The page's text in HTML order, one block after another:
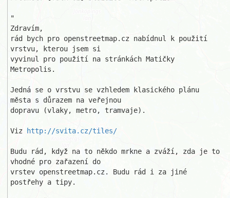
"
Zdravím,
rád bych pro openstreetmap.cz nabídnul k použití
vrstvu, kterou jsem si
vyvinul pro použití na stránkách Matičky
Metropolis.
Jedná se o vrstvu se vzhledem klasického plánu
města s důrazem na veřejnou
dopravu (vlaky, metro, tramvaje).
Viz http://svita.cz/tiles/
Budu rád, když na to někdo mrkne a zváží, zda je to
vhodné pro zařazení do
vrstev openstreetmap.cz. Budu rád i za jiné
postřehy a tipy.